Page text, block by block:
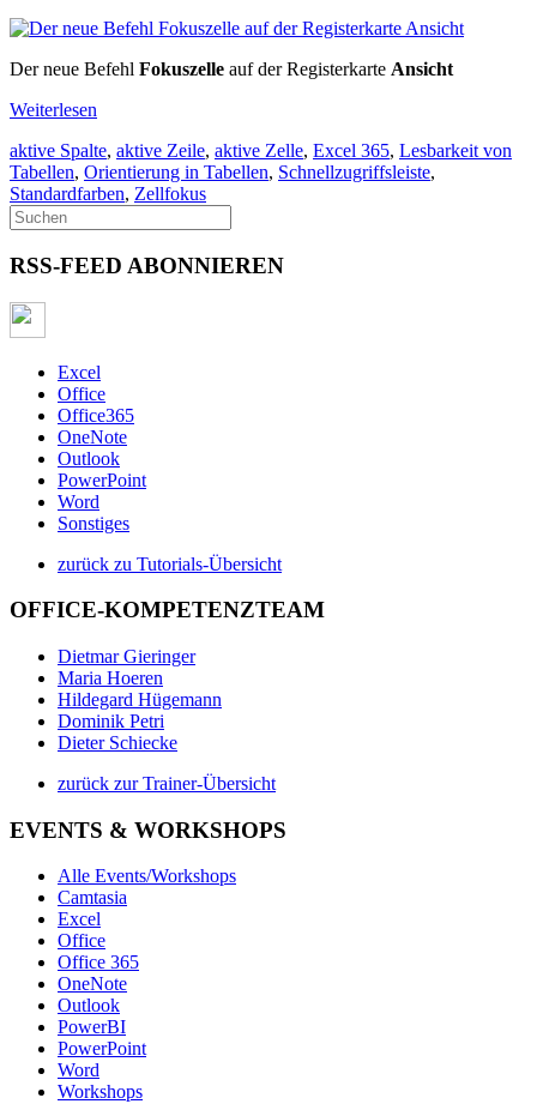
Der neue Befehl Fokuszelle auf der Registerkarte Ansicht
Weiterlesen
aktive Spalte, aktive Zeile, aktive Zelle, Excel 365, Lesbarkeit von
Tabellen, Orientierung in Tabellen, Schnellzugriffsleiste,
Standardfarben, Zellfokus
RSS-FEED ABONNIEREN
Excel
Office
Office365
OneNote
Outlook
PowerPoint
Word
Sonstiges
zurück zu Tutorials-Übersicht
OFFICE-KOMPETENZTEAM
Dietmar Gieringer
Maria Hoeren
Hildegard Hügemann
Dominik Petri
Dieter Schiecke
zurück zur Trainer-Übersicht
EVENTS & WORKSHOPS
Alle Events/Workshops
Camtasia
Excel
Office
Office 365
OneNote
Outlook
PowerBI
PowerPoint
Word
Workshops